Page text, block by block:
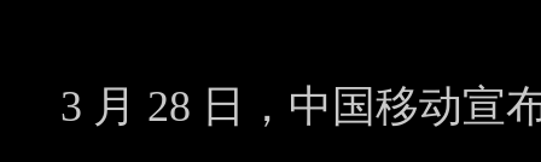
3 月 28 日，中国移动宣